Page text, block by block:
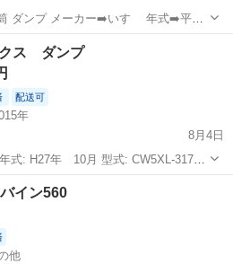
ゞ 年式➡️平成
➡️550,000km 価格➡️税込220万円 現
しでの販売となります。 全国配送可能！ 詳細説...
いすゞ
ス ダンプ
配送可
年
8月4日
駅 その他
イン560
他